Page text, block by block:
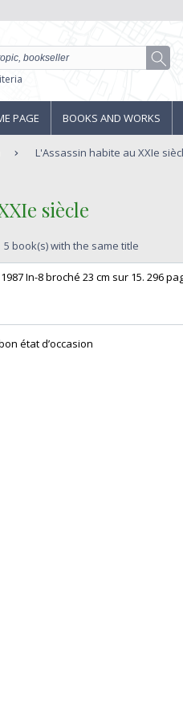
PAGE BOOKS AND WORKS
L'Assassin habite au XXIe
siècle‎
5 book(s) with the same title
In-8 broché 23 cm sur 15. 296
état d’occasion